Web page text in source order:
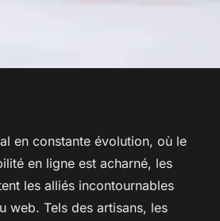
gratuits sont
pour les
en constante évolution, où le
en ligne est acharné, les
les alliés incontournables
web. Tels des artisans, les